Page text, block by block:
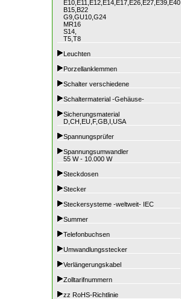
E10,E11,E12,E14,E17,E26,E27,E39,E40
B15,B22
G9,GU10,G24
MR16
S14,
T5,T8
Leuchten
Porzellanklemmen
Schalter verschiedene
Schaltermaterial -Gehäuse-
Sicherungsmaterial
D,CH,EU,F,GB,I,USA
Spannungsprüfer
Spannungsumwandler
55 W - 10.000 W
Steckdosen
Stecker
Steckersysteme -weltweit- IEC
Summer
Telefonbuchsen
Umwandlungsstecker
Verlängerungskabel
Zolltarifnummern
zz RoHS-Richtlinie